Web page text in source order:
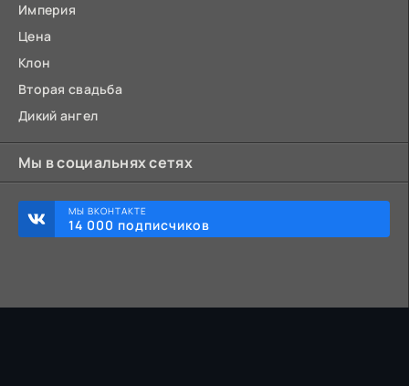
Империя
Цена
Клон
Вторая свадьба
Дикий ангел
Мы в социальнях сетях
МЫ ВКОНТАКТЕ
14 000 подписчиков